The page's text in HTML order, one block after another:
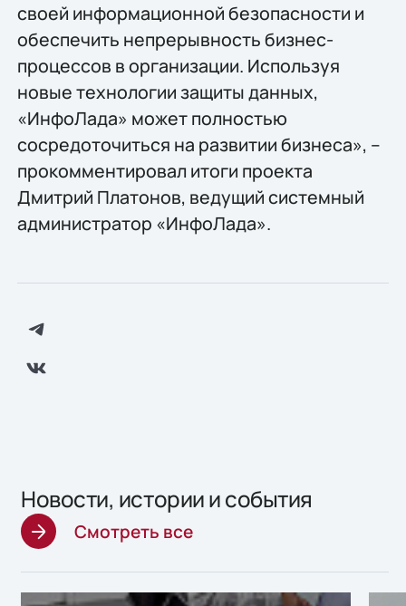
своей информационной безопасности и
обеспечить непрерывность бизнес-
процессов в организации. Используя
новые технологии защиты данных,
«ИнфоЛада» может полностью
сосредоточиться на развитии бизнеса», –
прокомментировал итоги проекта
Дмитрий Платонов, ведущий системный
администратор «ИнфоЛада».
Новости, истории и события
Смотреть все